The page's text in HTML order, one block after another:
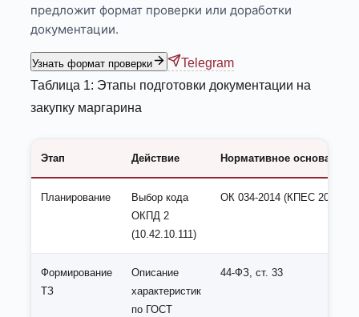
предложит формат проверки или доработки
документации.
Узнать формат проверки
Telegram
Таблица 1: Этапы подготовки документации на
закупку маргарина
Этап Действие Нормативное основание
Планирование
Выбор кода
ОКПД 2
(10.42.10.111)
ОК 034-2014 (КПЕС 2008)
Формирование
ТЗ
Описание
характеристик
по ГОСТ
44-ФЗ, ст. 33